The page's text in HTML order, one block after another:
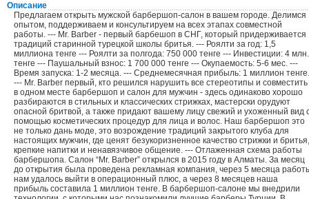
Описание
Предлагаем открыть мужской барбершоп-салон в вашем городе. Делимся
опытом, поддерживаем и консультируем на всех этапах совместной
работы. --- Mr. Barber - первый барбешоп в СНГ, который придерживается
традиций старинной турецкой школы бритья. --- Роялти за год: 1,5
миллиона тенге --- Роялти за полгода: 750 000 тенге --- Инвестиции: 4 млн.
тенге --- Паушальный взнос: 1 700 000 тенге --- Окупаемость: 5-6 мес. ---
Время запуска: 1-2 месяца. --- Среднемесячная прибыль: 1 миллион тенге.
--- Mr. Barber первый, кто решился нарушить все стереотипы и совместить
в одном месте барбершоп и салон для мужчин - здесь одинаково хорошо
разбираются в стильных и классических стрижках, мастерски орудуют
опасной бритвой, а также придают вашему лицу свежий и ухоженный вид
помощью косметических процедур для лица и волос. Наш барбершоп это
не только дань моде, это возрождение традиций закрытого клуба для
настоящих мужчин, где ценят безукоризненное качество стрижки и бритья,
крепкие напитки и ненавязчивое общение. --- Отлаженная схема работы
барбершопа. Cалон “Mr. Barber” открылся в 2015 году в Алматы. За месяц
до открытия была проведена рекламная компания, через 5 месяца
нам удалось выйти в операционный плюс, а через 8 месяцев наша
прибыль составила 1 миллион тенге. В барбершоп-салоне мы внедрили